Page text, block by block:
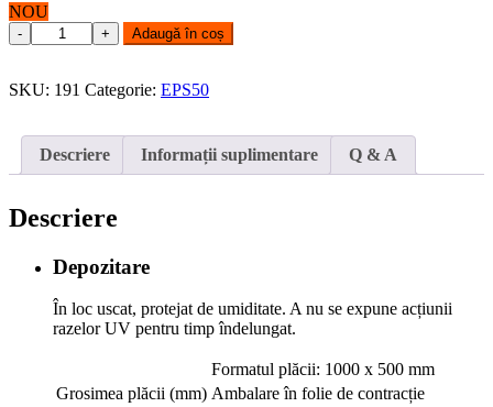
NOU
Polistiren
expandat
EPS50
Adaugă în coș
SKU: 191 Categorie: EPS50
Descriere Informații suplimentare Q & A
Descriere
Depozitare
În loc uscat, protejat de umiditate. A nu se expune acțiunii
razelor UV pentru timp îndelungat.
Grosimea plăcii (mm)
Formatul plăcii: 1000 x 500 mm
Ambalare în folie de contracție